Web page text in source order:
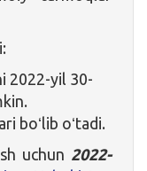
2022-yil 30-
boʻlib oʻtadi.
uchun 2022-